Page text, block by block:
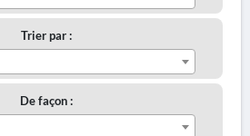
Trier par :
De façon :